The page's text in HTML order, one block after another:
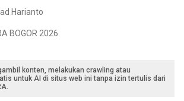
Harianto
BOGOR 2026
konten, melakukan crawling atau
untuk AI di situs web ini tanpa izin tertulis dari